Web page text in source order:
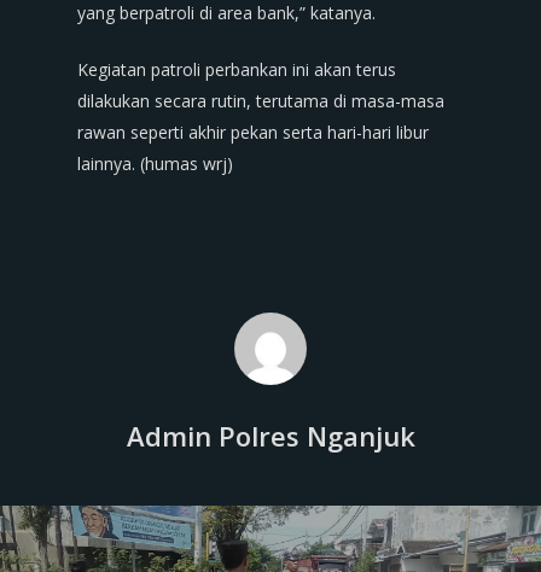
yang berpatroli di area bank,” katanya.
Kegiatan patroli perbankan ini akan terus
dilakukan secara rutin, terutama di masa-masa
rawan seperti akhir pekan serta hari-hari libur
lainnya. (humas wrj)
Admin Polres Nganjuk